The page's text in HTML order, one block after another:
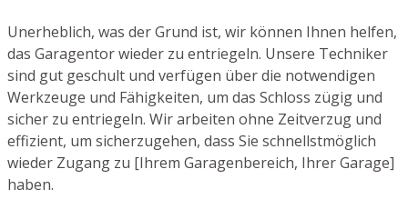
Unerheblich, was der Grund ist, wir können Ihnen helfen,
das Garagentor wieder zu entriegeln. Unsere Techniker
sind gut geschult und verfügen über die notwendigen
Werkzeuge und Fähigkeiten, um das Schloss zügig und
sicher zu entriegeln. Wir arbeiten ohne Zeitverzug und
effizient, um sicherzugehen, dass Sie schnellstmöglich
wieder Zugang zu [Ihrem Garagenbereich, Ihrer Garage]
haben.